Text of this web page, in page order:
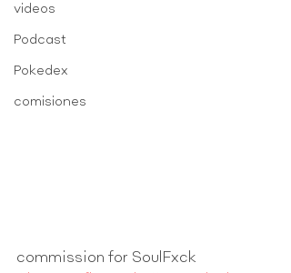
videos
Podcast
Pokedex
comisiones
commission for SoulFxck